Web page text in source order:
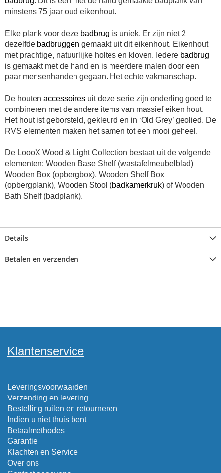
minstens 75 jaar oud eikenhout.
Elke plank voor deze badbrug is uniek. Er zijn niet 2
dezelfde badbruggen gemaakt uit dit eikenhout. Eikenhout
met prachtige, natuurlijke holtes en kloven. Iedere badbrug
is gemaakt met de hand en is meerdere malen door een
paar mensenhanden gegaan. Het echte vakmanschap.
De houten accessoires uit deze serie zijn onderling goed te
combineren met de andere items van massief eiken hout.
Het hout ist geborsteld, gekleurd en in ‘Old Grey’ geolied. De
RVS elementen maken het samen tot een mooi geheel.
De LoooX Wood & Light Collection bestaat uit de volgende
elementen: Wooden Base Shelf (wastafelmeubelblad)
Wooden Box (opbergbox), Wooden Shelf Box
(opbergplank), Wooden Stool (badkamerkruk) of Wooden
Bath Shelf (badplank).
Details
Betalen en verzenden
Klantenservice
Leveringsvoorwaarden
Verzending en levering
Bestelling ruilen en retourneren
Indien u niet thuis bent
Betaalmethodes
Garantie
Klachten en Service
Over ons